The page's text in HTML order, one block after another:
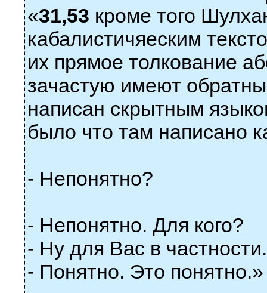
«31,53 кроме того
кабалистичяеским
их прямое толкование
зачастую имеют
написан скрытным
было что там написано
- Непонятно?
- Непонятно. Для кого?
- Ну для Вас в частности.
- Понятно. Это понятно.»